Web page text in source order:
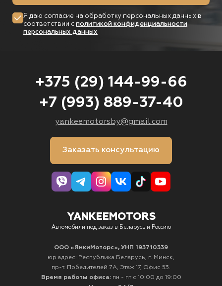
Я даю согласие на обработку персональных данных в
соответствии с политикой конфиденциальности
персональных данных
+375 (29) 144-99-66
+7 (993) 889-37-40
yankeemotorsby@gmail.com
Заказать консультацию
YANKEEMOTORS
Автомобили под заказ в Беларусь и Россию
ООО «ЯнкиМоторс», УНП 193710339
юр.адрес: Республика Беларусь, г. Минск,
пр-т. Победителей 7А, Этаж 17, Офис 53.
Время работы офиса: пн - пт с 10:00 до 19:00